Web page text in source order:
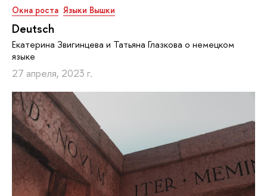
Окна роста Языки Вышки
Deutsch
Екатерина Звигинцева и Татьяна Глазкова о немецком
языке
27 апреля, 2023 г.